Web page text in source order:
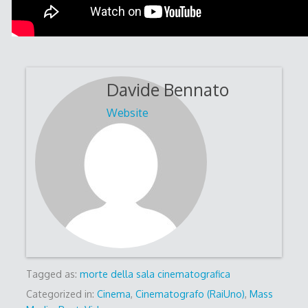
Davide Bennato
Website
Tagged as: morte della sala cinematografica
Categorized in: Cinema, Cinematografo (RaiUno), Mass